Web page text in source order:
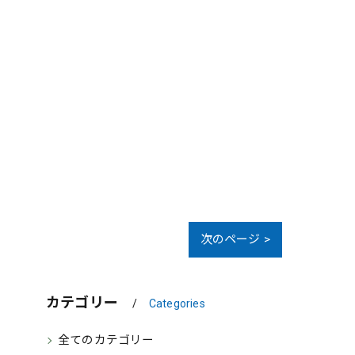
次のページ >
カテゴリー Categories
全てのカテゴリー